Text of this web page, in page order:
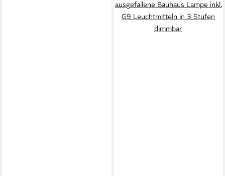
ausgefallene Bauhaus Lampe inkl.
G9 Leuchtmitteln in 3 Stufen
dimmbar